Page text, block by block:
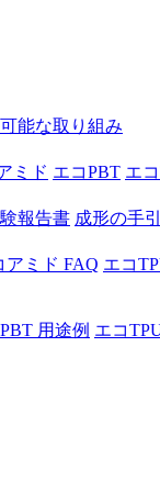
能な取り組み
ミド エコPBT エ
報告書 成形の手
アミド FAQ エコ
用途例 エコ